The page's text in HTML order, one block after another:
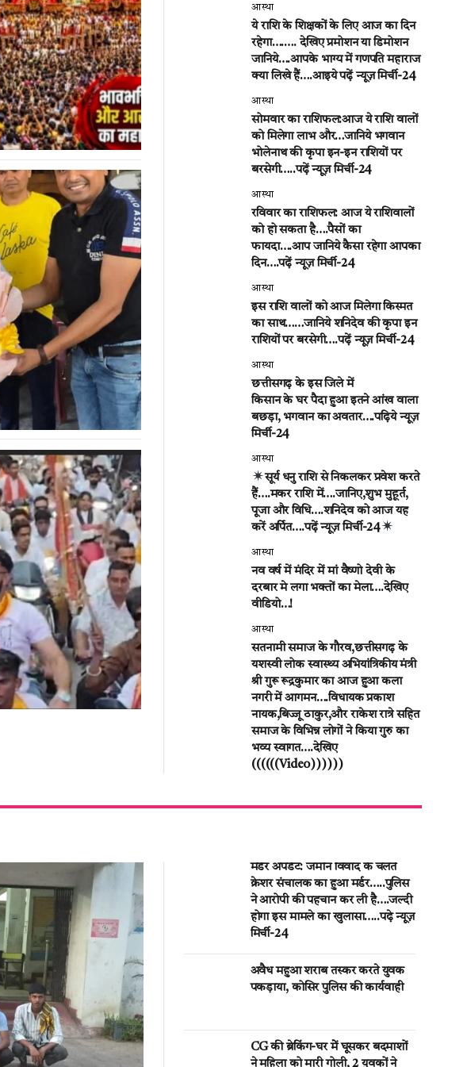
आस्था
ये राशि के शिक्षकों के लिए आज का दिन
रहेगा….…. देखिए प्रमोशन या डिमोशन
जानिये….आपके भाग्य में गणपति महाराज
क्या लिखे हैं….आइये पढ़ें न्यूज़ मिर्ची-24
आस्था
सोमवार का राशिफल:आज ये राशि वालों
को मिलेगा लाभ और…जानिये भगवान
भोलेनाथ की कृपा इन-इन राशियों पर
बरसेगी…..पढ़ें न्यूज़ मिर्ची-24
आस्था
रविवार का राशिफल: आज ये राशिवालों
को हो सकता है….पैसों का
फायदा….आप जानिये कैसा रहेगा आपका
दिन….पढ़ें न्यूज़ मिर्ची-24
आस्था
इस राशि वालों को आज मिलेगा किस्मत
का साथ……जानिये शनिदेव की कृपा इन
राशियों पर बरसेगी….पढ़ें न्यूज़ मिर्ची-24
आस्था
छत्तीसगढ़ के इस जिले में
किसान के घर पैदा हुआ इतने आंख वाला
बछड़ा, भगवान का अवतार….पढ़िये न्यूज़
मिर्ची-24
आस्था
सूर्य धनु राशि से निकलकर प्रवेश करते
हैं….मकर राशि में….जानिए,शुभ मुहूर्त,
पूजा और विधि….शनिदेव को आज यह
करें अर्पित….पढ़ें न्यूज़ मिर्ची-24
आस्था
नव वर्ष में मंदिर में मां वैष्णो देवी के
दरबार मे लगा भक्तों का मेला….देखिए
वीडियो…!
आस्था
सतनामी समाज के गौरव,छत्तीसगढ़ के
यशस्वी लोक स्वास्थ्य अभियांत्रिकीय मंत्री
श्री गुरू रूद्रकुमार का आज हुआ कला
नगरी में आगमन….विधायक प्रकाश
नायक,बिज्जू ठाकुर,और राकेश रात्रे सहित
समाज के विभिन्न लोगों ने किया गुरु का
भव्य स्वागत….देखिए
((((((Video))))))
मर्डर अपडेट: जमीन विवाद के चलते
क्रेशर संचालक का हुआ मर्डर…..पुलिस
ने आरोपी की पहचान कर ली है….जल्दी
होगा इस मामले का खुलासा…..पढ़े न्यूज़
मिर्ची-24
अवैध महुआ शराब तस्कर करते युवक
पकड़ाया, कोसिर पुलिस की कार्यवाही
CG की ब्रेकिंग-घर मेें घूसकर बदमाशों
ने महिला को मारी गोली, 2 युवकों ने